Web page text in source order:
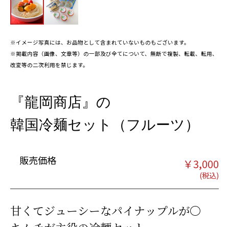
※イメージ写真には、お品物として含まれていないものもございます。
※掲載内容（画像、文章等）の一部及び全てについて、無断で複製、転載、転用、
改変等の二次利用を禁じます。
『龍岡商店』の
韓国冷麺セット（フルーツ）
販売価格 ￥3,000
甘くてジューシーなパイナップルが〇